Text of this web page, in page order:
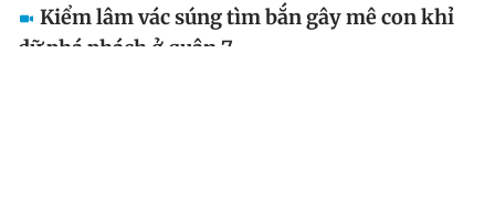
Kiểm lâm vác súng tìm bắn gây mê con khỉ
dữ phá phách ở quận 7